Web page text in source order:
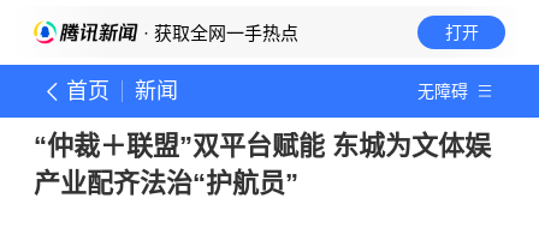
· 获取全网一手热点 打开
首页 新闻 无障碍
“仲裁＋联盟”双平台赋能 东城为文体娱
产业配齐法治“护航员”